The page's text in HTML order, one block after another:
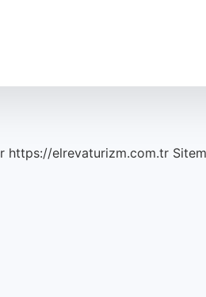
https://elrevaturizm.com.tr